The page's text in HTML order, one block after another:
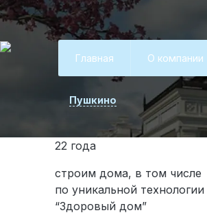
Главная О компании
Пушкино
22 года
строим дома, в том числе
по уникальной технологии
“Здоровый дом”